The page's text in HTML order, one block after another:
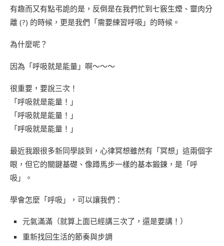
有趣而又有點弔詭的是，反倒是在我們忙到七竅生煙、靈肉分
離 (?) 的時候，更是我們「需要練習呼吸」的時候。
為什麼呢？
因為「呼吸就是能量」啊～～～
很重要，要說三次！
「呼吸就是能量！」
「呼吸就是能量！」
「呼吸就是能量！」
最近我跟很多新同學談到，心律冥想雖然有「冥想」這兩個字
眼，但它的關鍵基礎、像蹲馬步一樣的基本鍛鍊，是「呼
吸」。
學會怎麼「呼吸」，可以讓我們：
元氣滿滿（就算上面已經講三次了，還是要講！）
重新找回生活的節奏與步調